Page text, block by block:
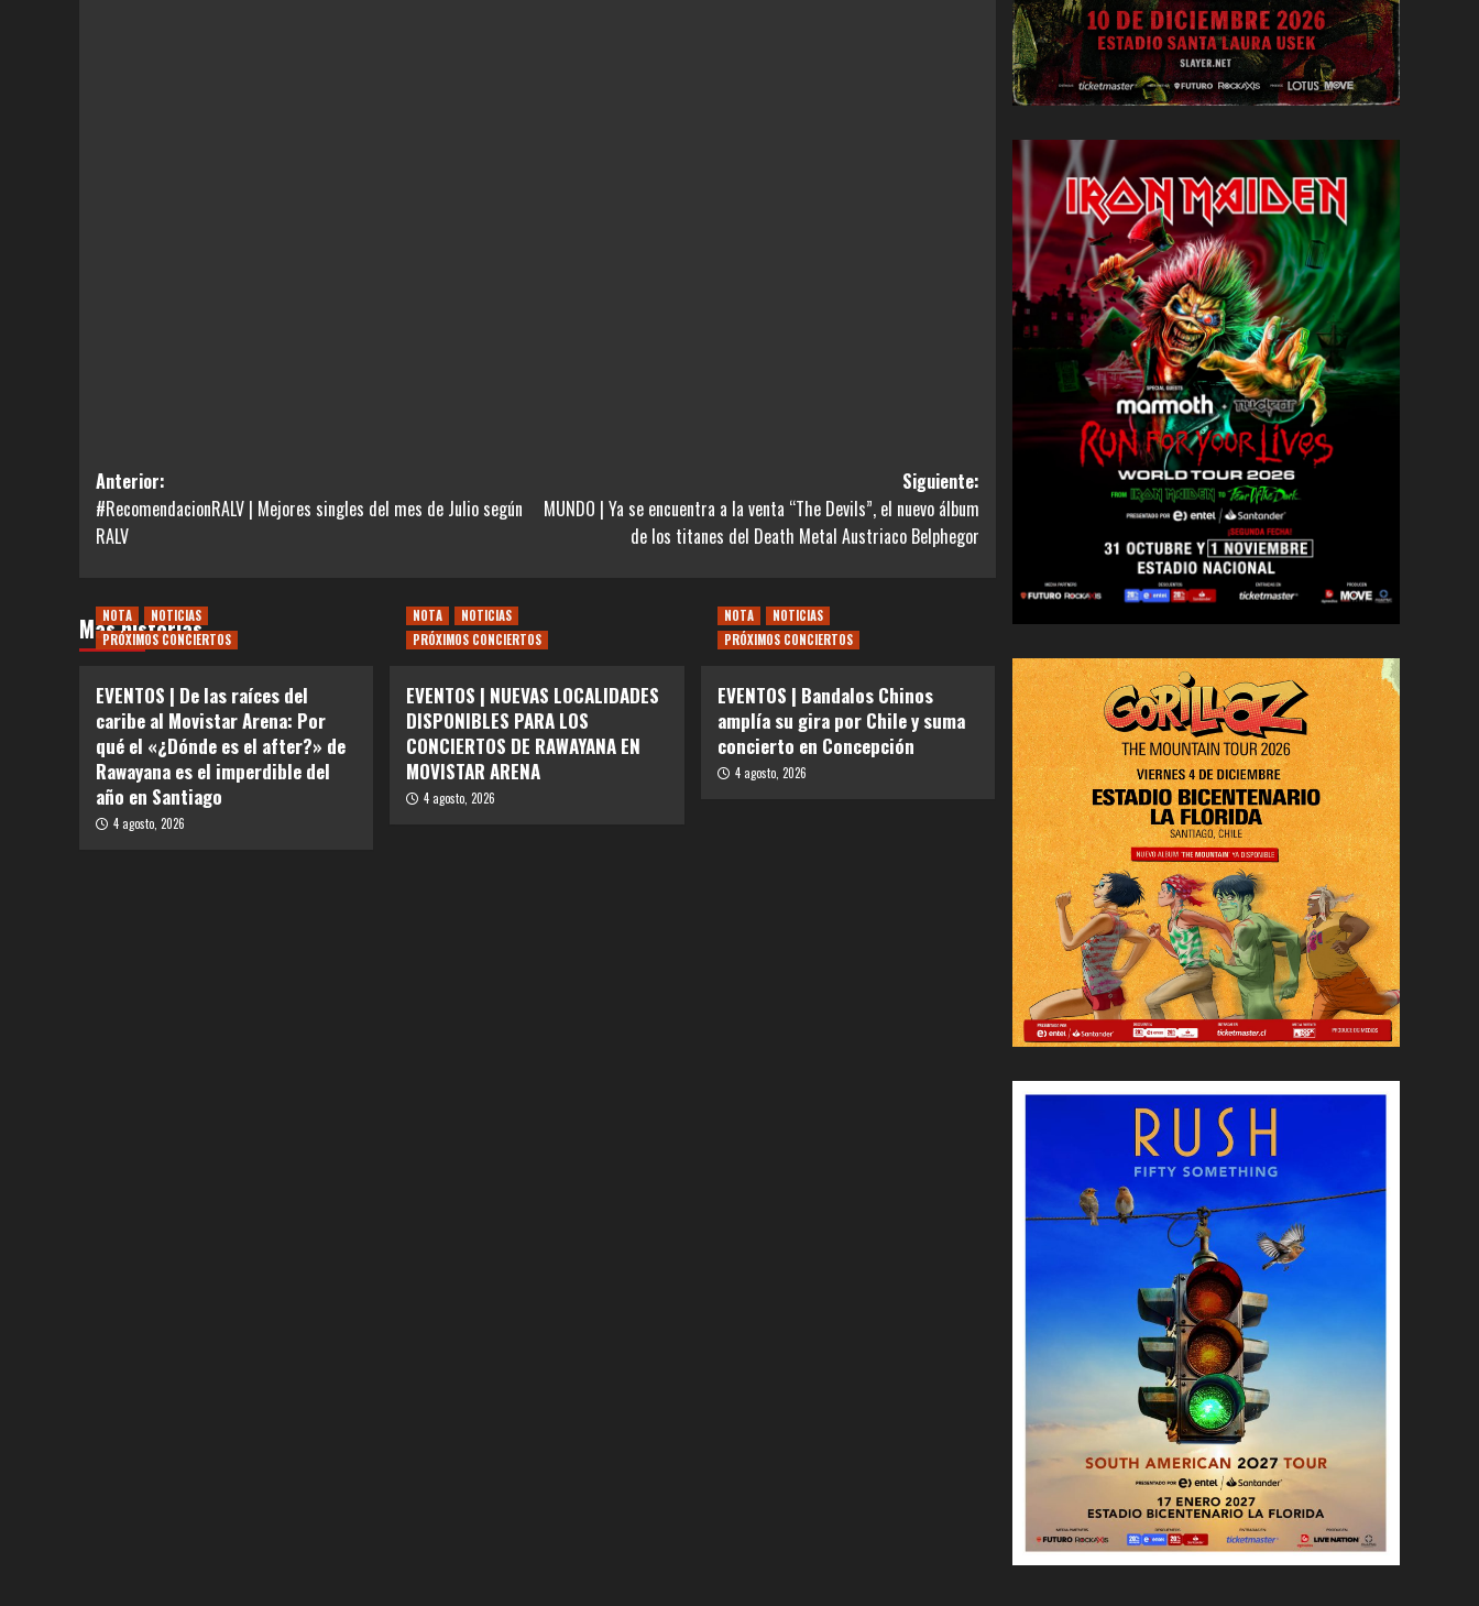
Navegación
de
entradas
Anterior:
#RecomendacionRALV | Mejores singles del mes de Julio según
RALV
Siguiente:
MUNDO | Ya se encuentra a la venta “The Devils”, el nuevo álbum
de los titanes del Death Metal Austriaco Belphegor
Más historias
NOTA
NOTICIAS
PRÓXIMOS CONCIERTOS
EVENTOS | De las raíces del
caribe al Movistar Arena: Por
qué el «¿Dónde es el after?» de
Rawayana es el imperdible del
año en Santiago
4 agosto, 2026
NOTA
NOTICIAS
PRÓXIMOS CONCIERTOS
EVENTOS | NUEVAS LOCALIDADES
DISPONIBLES PARA LOS
CONCIERTOS DE RAWAYANA EN
MOVISTAR ARENA
4 agosto, 2026
NOTA
NOTICIAS
PRÓXIMOS CONCIERTOS
EVENTOS | Bandalos Chinos
amplía su gira por Chile y suma
concierto en Concepción
4 agosto, 2026